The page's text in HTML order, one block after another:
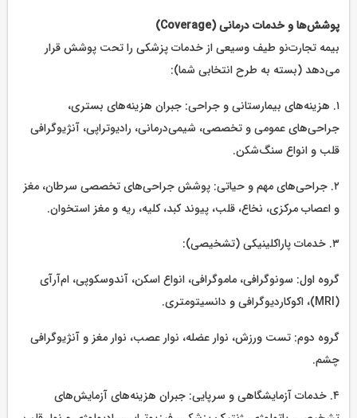
پوشش‌ها و خدمات درمانی (Coverage)
بیمه تجارت‌نو طیف وسیعی از خدمات پزشکی را تحت پوشش قرار
می‌دهد (بسته به طرح انتخابی شما):
۱. هزینه‌های بیمارستانی و جراحی: جبران هزینه‌های بستری،
جراحی‌های عمومی و تخصصی، شیمی‌درمانی، رادیوتراپی، آنژیوگرافی
قلب و انواع سنگ‌شکن.
۲. جراحی‌های مهم و حیاتی: پوشش جراحی‌های تخصصی سرطان، مغز
و اعصاب مرکزی، نخاع، قلب، پیوند کبد، کلیه، ریه و مغز استخوان.
۳. خدمات پاراکلینیکی (تشخیصی):
گروه اول: سونوگرافی، ماموگرافی، انواع اسکن، آندوسکوپی، ام‌آر‌آی
(MRI)، اکوکاردیوگرافی و دانسیتومتری.
گروه دوم: تست ورزش، نوار عضله، نوار عصب، نوار مغز و آنژیوگرافی
چشم.
۴. خدمات آزمایشگاهی و سرپایی: جبران هزینه‌های آزمایش‌های